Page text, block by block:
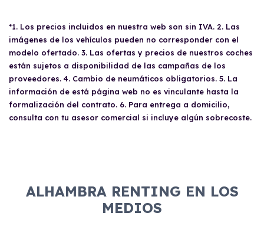
que los costes de mantenimiento y
reparaciones están cubiertos. Los autónomos
también pueden disfrutar de ventajas
medioambientales y fiscales, como
descuentos en peajes y estacionamiento.
demostrar solvencia económica. Los requisitos
específicos variarán si eres un particular,
autónomo o empresa, e incluyen
documentación como el DNI, nóminas,
declaración de la renta, entre otros.
*1. Los precios incluidos en nuestra web son sin IVA. 2. Las
imágenes de los vehículos pueden no corresponder con el
modelo ofertado. 3. Las ofertas y precios de nuestros coches
están sujetos a disponibilidad de las campañas de los
proveedores. 4. Cambio de neumáticos obligatorios. 5. La
información de está página web no es vinculante hasta la
formalización del contrato. 6. Para entrega a domicilio,
consulta con tu asesor comercial si incluye algún sobrecoste.
ALHAMBRA RENTING EN LOS
MEDIOS